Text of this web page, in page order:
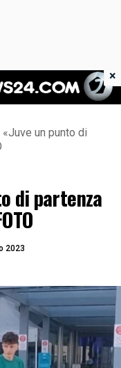
24
un punto di
di partenza
2023
×